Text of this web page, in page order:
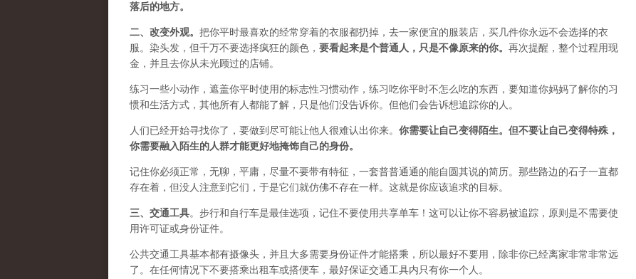
落后的地方。
二、 改变外观。 把你平时最喜欢的经常穿着的衣服都扔掉，去一家便宜的服装店，买几件你永远不会选择的衣
服。染头发，但千万不要选择疯狂的颜色， 要看起来是个普通人，只是不像原来的你。 再次提醒，整个过程用现
金，并且去你从未光顾过的店铺。
练习一些小动作，遮盖你平时使用的标志性习惯动作，练习吃你平时不怎么吃的东西，要知道你妈妈了解你的习
惯和生活方式，其他所有人都能了解，只是他们没告诉你。但他们会告诉想追踪你的人。
人们已经开始寻找你了，要做到尽可能让他人很难认出你来。 你需要让自己变得陌生。但不要让自己变得特殊，
你需要融入陌生的人群才能更好地掩饰自己的身份。
记住你必须正常，无聊，平庸，尽量不要带有特征，一套普普通通的能自圆其说的简历。那些路边的石子一直都
存在着，但没人注意到它们，于是它们就仿佛不存在一样。这就是你应该追求的目标。
三、 交通工具。步行和自行车是最佳选项，记住不要使用共享单车！这可以让你不容易被追踪，原则是不需要使
用许可证或身份证件。
公共交通工具基本都有摄像头，并且大多需要身份证件才能搭乘，所以最好不要用，除非你已经离家非常非常远
了。在任何情况下不要搭乘出租车或搭便车，最好保证交通工具内只有你一个人。